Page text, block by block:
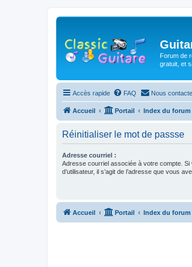
Forum de
gratuit, et
Accès rapide FAQ Nous
Accueil Portail Index du forum
Réinitialiser le mot de passse
Adresse courriel :
Adresse courriel associée à votre compte.
d’utilisateur, il s’agit de l’adresse que vous
Accueil Portail Index du forum